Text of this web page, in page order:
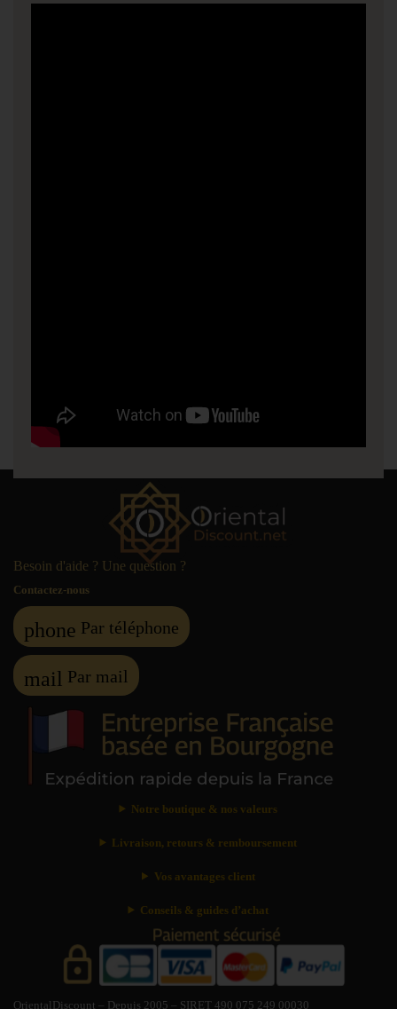
Besoin d'aide ? Une question ?
Contactez-nous
phone Par téléphone
mail Par mail
Notre boutique & nos valeurs
Livraison, retours & remboursement
Vos avantages client
Conseils & guides d’achat
OrientalDiscount – Depuis 2005 – SIRET 490 075 249 00030